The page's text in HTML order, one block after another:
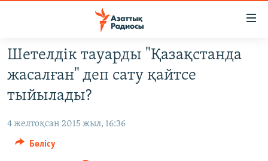
Skip
to
main
content
to
main
ЖАҢАЛЫҚТАР
ҚАҢТАР ОҚИҒАСЫ
АДАМ ҚҰҚЫҚТАРЫ
Шетелдік тауарды "Қазақстанда
жасалған" деп сату қайтсе
тыйылады?
4 желтоқсан 2015 жыл, 16:36
Бөлісу